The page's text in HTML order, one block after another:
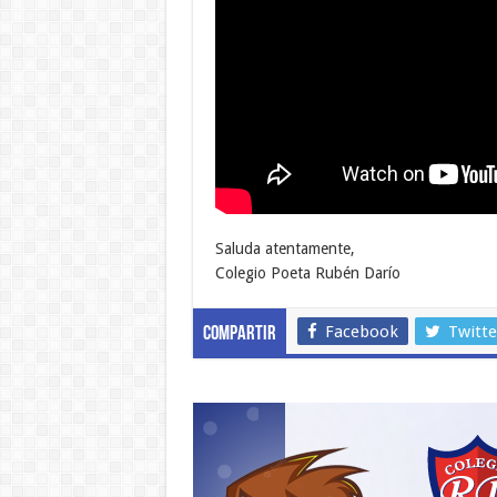
Saluda atentamente,
Colegio Poeta Rubén Darío
Compartir Facebook